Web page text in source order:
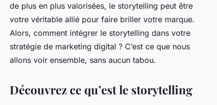
de plus en plus valorisées, le storytelling peut être
votre véritable allié pour faire briller votre marque.
Alors, comment intégrer le storytelling dans votre
stratégie de marketing digital ? C’est ce que nous
allons voir ensemble, sans aucun tabou.
Découvrez ce qu’est le storytelling